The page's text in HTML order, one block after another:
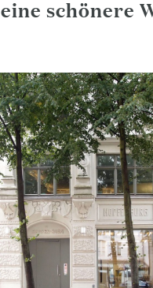
eine schönere